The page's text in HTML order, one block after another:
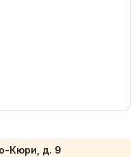
Кюри, д. 9